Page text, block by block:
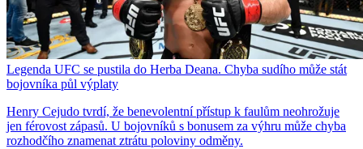
Legenda UFC se pustila do Herba Deana. Chyba sudího může stát
bojovníka půl výplaty
Henry Cejudo tvrdí, že benevolentní přístup k faulům neohrožuje
jen férovost zápasů. U bojovníků s bonusem za výhru může chyba
rozhodčího znamenat ztrátu poloviny odměny.